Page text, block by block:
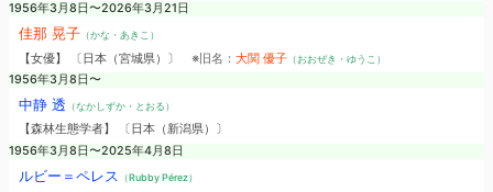
1956年3月8日〜2026年3月21日
佳那 晃子（かな・あきこ）
【女優】 〔日本（宮城県）〕 ※旧名： 大関 優子（おおぜき・ゆうこ）
1956年3月8日〜
中静 透 （なかしずか・とおる）
【森林生態学者】 〔日本（新潟県）〕
1956年3月8日〜2025年4月8日
ルビー＝ペレス （Rubby Pérez）